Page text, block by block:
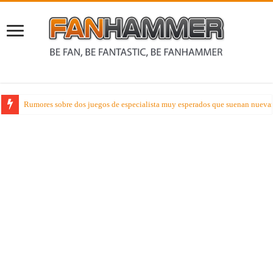
Rumores sobre dos juegos de especialista muy esperados que suenan